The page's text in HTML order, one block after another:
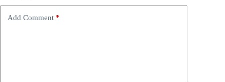
Add Comment *